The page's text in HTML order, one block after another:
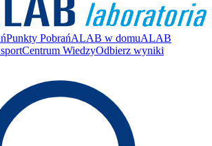
Punkty PobrańALAB w domuALAB
Centrum WiedzyOdbierz wyniki